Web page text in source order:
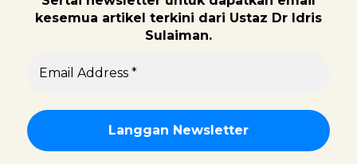
kesemua artikel terkini dari Ustaz Dr Idris
Sulaiman.